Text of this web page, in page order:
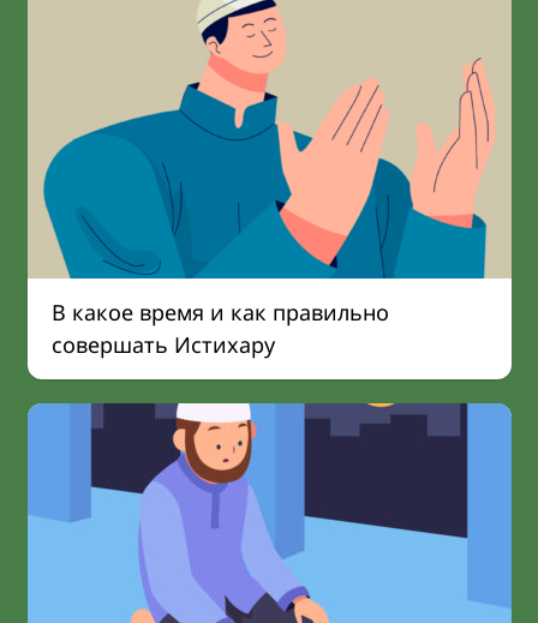
В какое время и как правильно
совершать Истихару